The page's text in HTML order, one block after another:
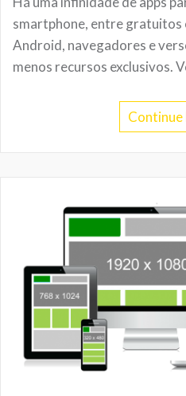
smartphone, entre gratuitos
Android, navegadores e
menos recursos exclusivos.